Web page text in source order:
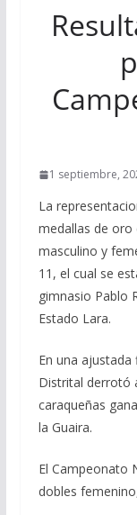
1 septiembre,
La
medallas de oro
masculino y
11, el cual se
gimnasio Pablo
Estado Lara.
En una
Distrital derrotó
caraqueñas
la Guaira.
El Campeonato
dobles